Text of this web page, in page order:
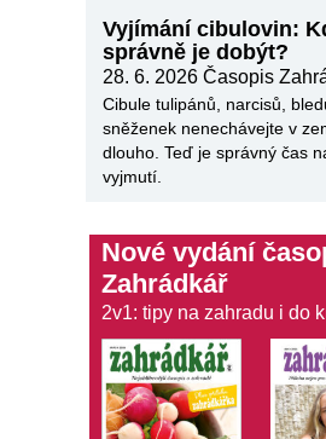
Vyjímání cibulovin:
správně je dobýt?
28. 6. 2026 Časopis
Cibule tulipánů, narcisů,
sněženek nenechávejte v
dlouho. Teď je správný čas
vyjmutí.
Nové vydání
Zahrádkář
2v1: tipy na zahradu i do